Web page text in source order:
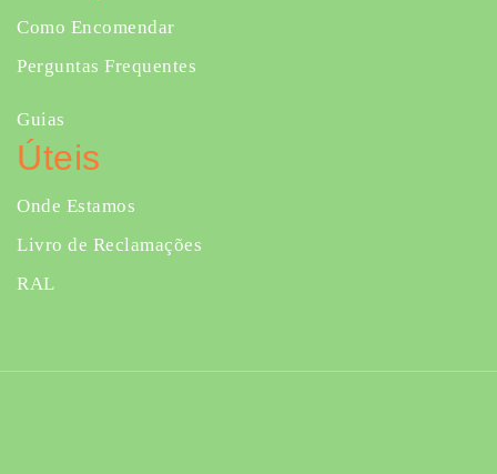
Como Encomendar
Perguntas Frequentes
Guias
Úteis
Onde Estamos
Livro de Reclamações
RAL